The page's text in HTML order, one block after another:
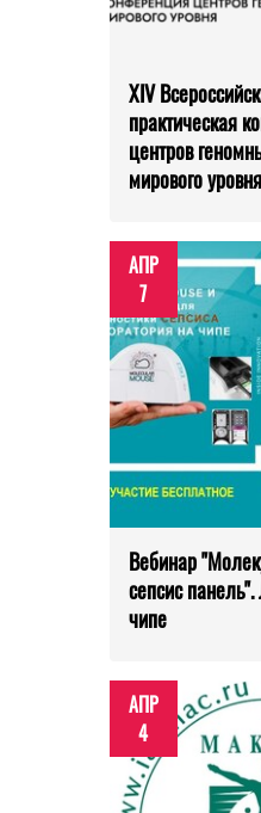
XIV
практическая
центров
мирового уровня
АПР
7
Вебинар
сепсис
чипе
АПР
4